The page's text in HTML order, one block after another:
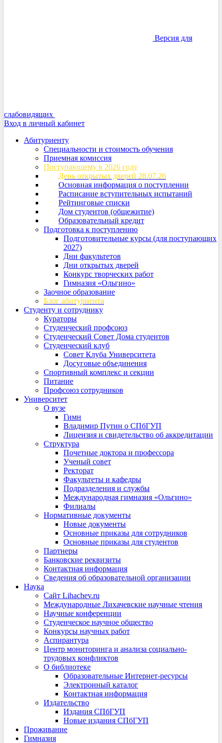
Версия для
слабовидящих
Вход в личный кабинет
Абитуриенту
Специальности и стоимость обучения
Приемная комиссия
Поступающему в 2026 году
День открытых дверей 28.07.26
Основная информация о поступлении
Расписание вступительных испытаний
Рейтинговые списки
Дом студентов (общежитие)
Образовательный кредит
Подготовка к поступлению
Подготовительные курсы (для поступающих
2027)
Дни факультетов
Дни открытых дверей
Конкурс творческих работ
Гимназия «Ольгино»
Заочное образование
Блог абитуриента
Студенту и сотруднику
Кураторы
Студенческий профсоюз
Студенческий Совет Дома студентов
Студенческий клуб
Совет Клуба Университета
Досуговые объединения
Спортивный комплекс и секции
Питание
Профсоюз сотрудников
Университет
О вузе
Гимн
Владимир Путин о СПбГУП
Лицензия и свидетельство об аккредитации
Структура
Почетные доктора и профессора
Ученый совет
Ректорат
Факультеты и кафедры
Подразделения и службы
Международная гимназия «Ольгино»
Филиалы
Нормативные документы
Новые документы
Основные приказы для сотрудников
Основные приказы для студентов
Партнеры
Банковские реквизиты
Контактная информация
Сведения об образовательной организации
Наука
Сайт Lihachev.ru
Международные Лихачевские научные чтения
Научные конференции
Студенческое научное общество
Конкурсы научных работ
Аспирантура
Центр мониторинга и анализа социально-
трудовых конфликтов
О библиотеке
Образовательные Интернет-ресурсы
Электронный каталог
Контактная информация
Издательство
Издания СПбГУП
Новые издания СПбГУП
Проживание
Гимназия